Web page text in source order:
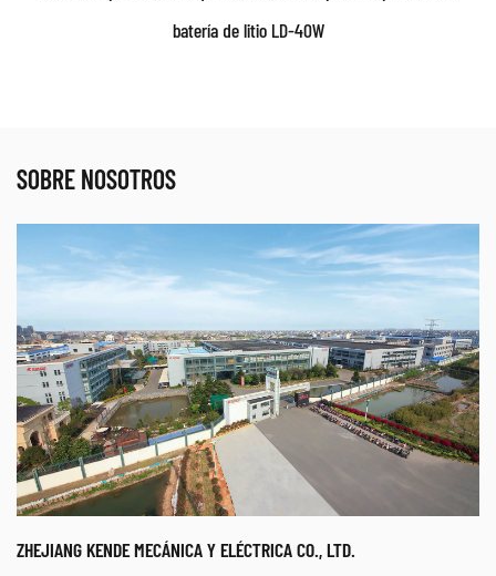
Parámetros:
Características técnicas: ●Utilice tecnologías
avanzadas como inversor IGBT, fuente de
aliment...
LEER MÁS
batería de litio LD-40W
SOBRE NOSOTROS
ZHEJIANG KENDE MECÁNICA Y ELÉCTRICA CO., LTD.